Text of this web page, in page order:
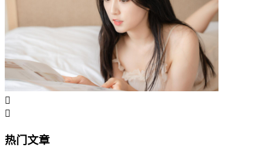


热门文章